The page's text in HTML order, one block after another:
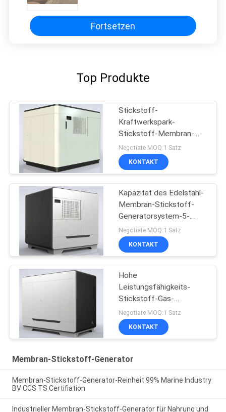
Fortsetzen
Top Produkte
Stickstoff-
Kraftwerkspark-
Stickstoff-Membran-
Generatoren BV-
Zustimmung
Negotiate MOQ:1 Satz
KONTAKT
Kapazität des Edelstahl-
Membran-Stickstoff-
Generatorsystem-5-
5000 Nm3/H
Negotiate MOQ:1 Satz
KONTAKT
Hohe
Leistungsfähigkeits-
Stickstoff-Gas-
Generator für
Nahrungsmittel- und
Getränkeindustrien
Negotiate MOQ:1 Satz
KONTAKT
Membran-Stickstoff-Generator
Membran-Stickstoff-Generator-Reinheit 99% Marine Industry
BV CCS TS Certifiation
Industrieller Membran-Stickstoff-Generator für Nahrung und